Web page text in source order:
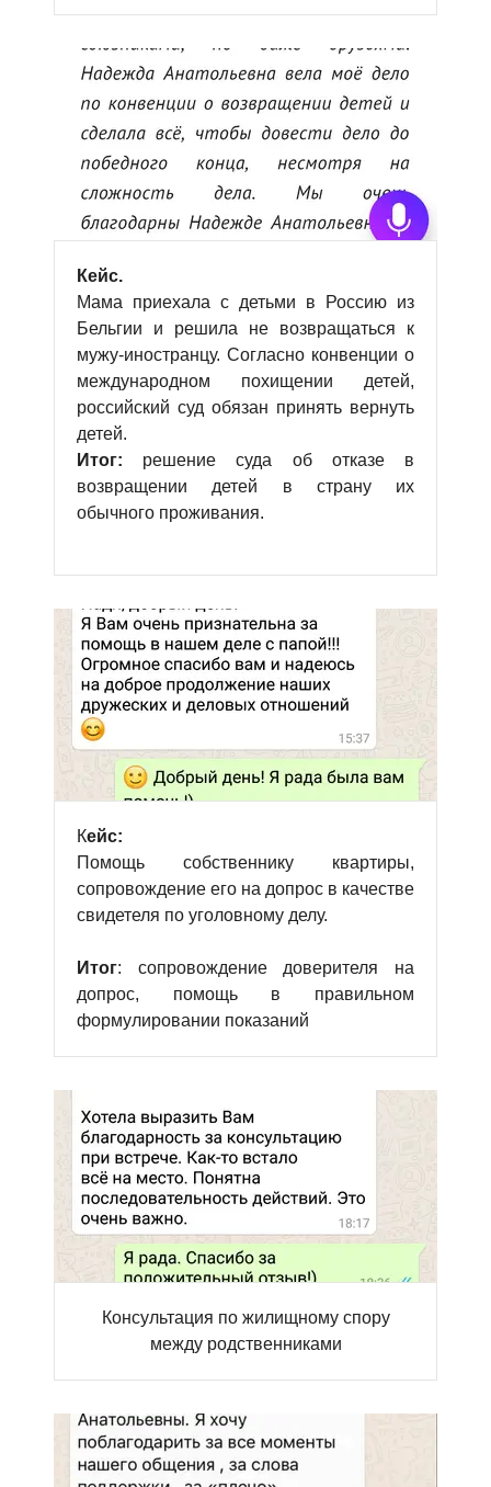
Кейс.
Мама приехала с детьми в Россию из
Бельгии и решила не возвращаться к
мужу-иностранцу. Согласно конвенции о
международном похищении детей,
российский суд обязан принять вернуть
детей.
Итог: решение суда об отказе в
возвращении детей в страну их
обычного проживания.
Кейс:
Помощь собственнику квартиры,
сопровождение его на допрос в качестве
свидетеля по уголовному делу.
Итог: сопровождение доверителя на
допрос, помощь в правильном
формулировании показаний
Консультация по жилищному спору
между родственниками